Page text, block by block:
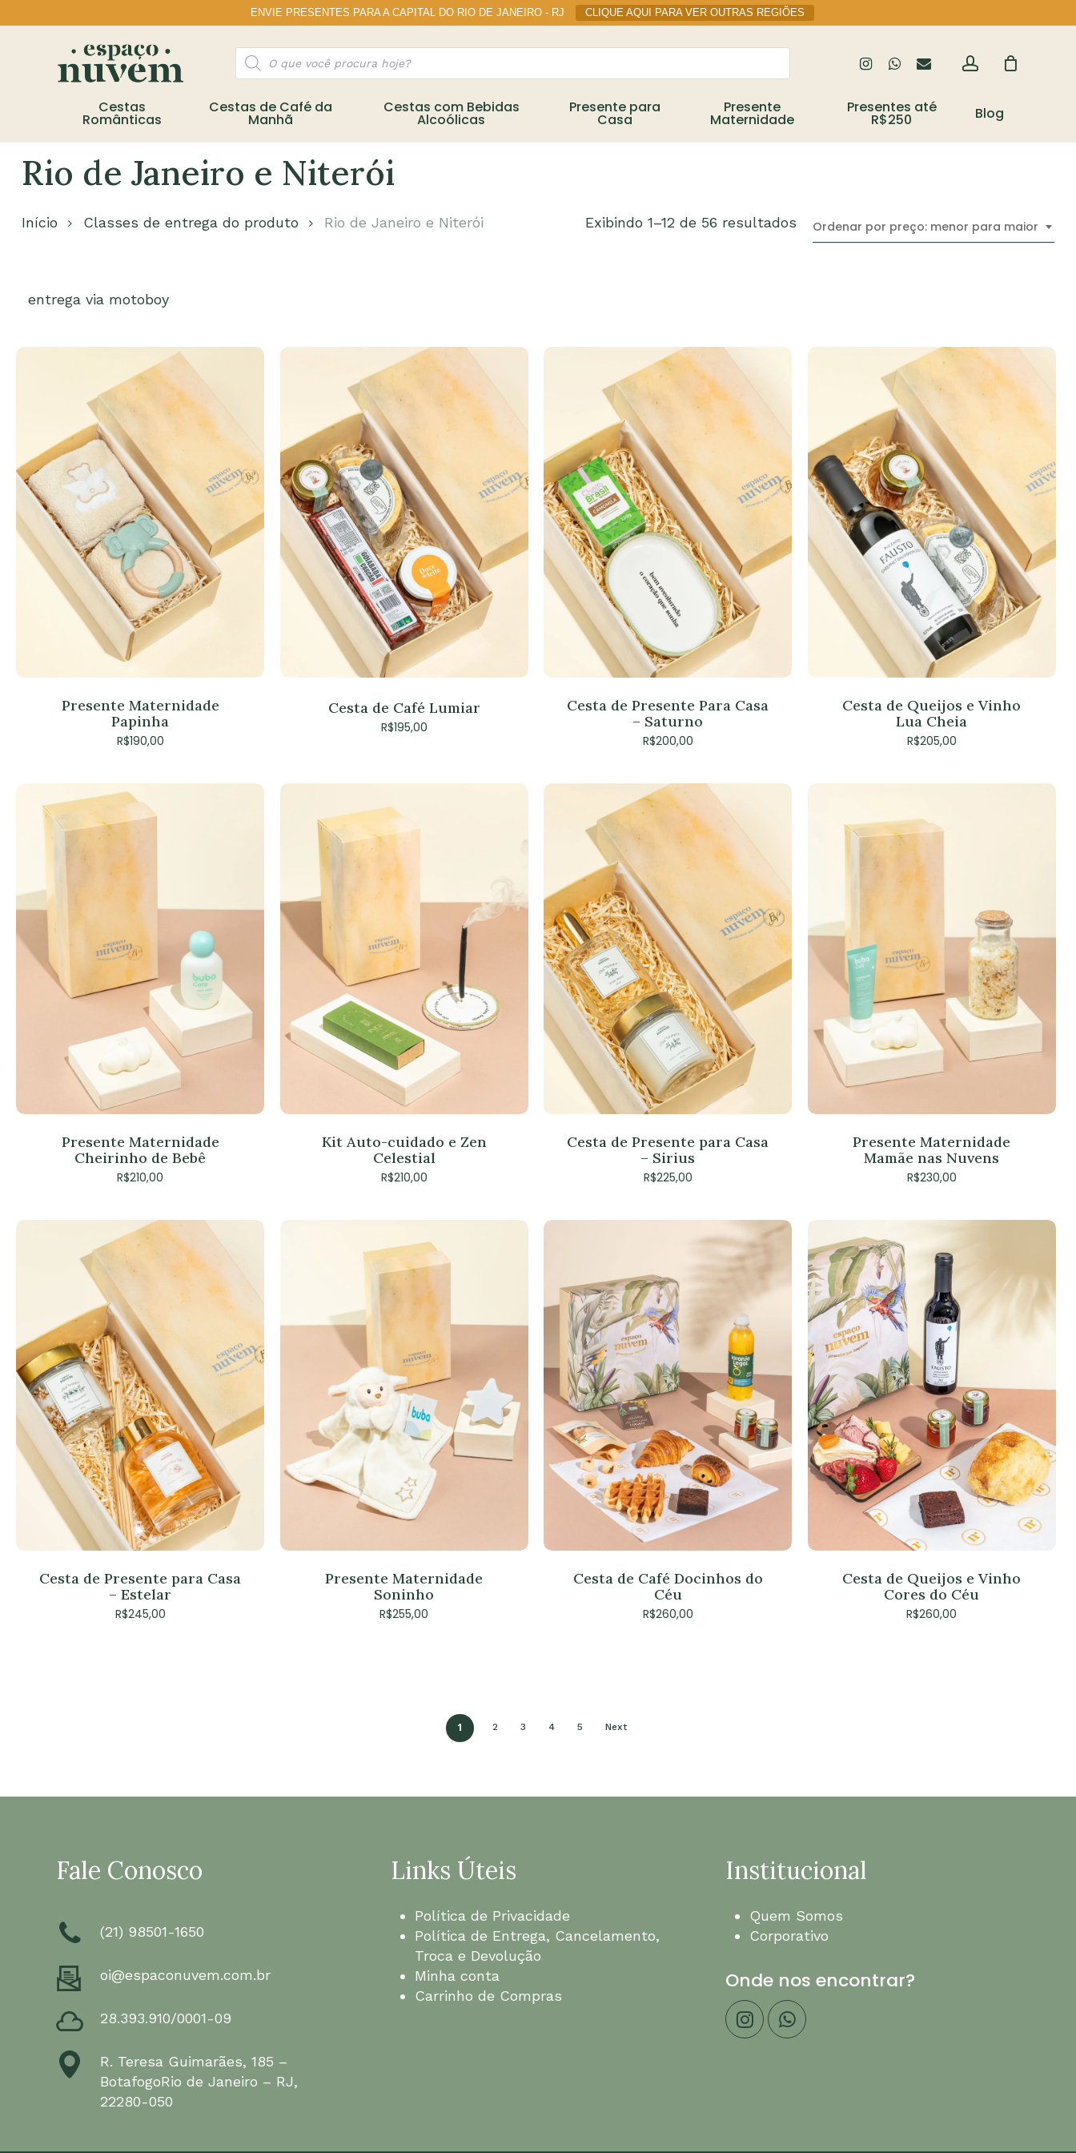
ENVIE PRESENTES PARA A CAPITAL DO RIO DE JANEIRO - RJ CLIQUE AQUI PARA VER OUTRAS REGIÕES
to
Pesquisar
produtos
instagram
whatsapp
email account
Cestas
Românticas
Cestas de Café da
Manhã
Cestas com Bebidas
Alcoólicas
Presente para
Casa
Presente
Maternidade
Presentes até
R$250 Blog
Nenhum produto no carrinho.
Rio de Janeiro e Niterói
Ordenar por preço: menor para maior
Exibindo 1–12 de 56 resultados Classificado
para
Início Classes de entrega do produto Rio de Janeiro e Niterói
entrega via motoboy
Presente Maternidade
Papinha
R$190,00
Cesta de Café Lumiar
R$195,00
Cesta de Presente Para Casa
– Saturno
R$200,00
Cesta de Queijos e Vinho
Lua Cheia
R$205,00
Presente Maternidade
Cheirinho de Bebê
R$210,00
Kit Auto-cuidado e Zen
Celestial
R$210,00
Cesta de Presente para Casa
– Sirius
R$225,00
Presente Maternidade
Mamãe nas Nuvens
R$230,00
Cesta de Presente para Casa
– Estelar
R$245,00
Presente Maternidade
Soninho
R$255,00
Cesta de Café Docinhos do
Céu
R$260,00
Cesta de Queijos e Vinho
Cores do Céu
R$260,00
1 2 3 4 5 Next
Fale Conosco
(21) 98501-1650
oi@espaconuvem.com.br
28.393.910/0001-09
R. Teresa Guimarães, 185 –
BotafogoRio de Janeiro – RJ,
22280-050
Links Úteis
Política de Privacidade
Política de Entrega, Cancelamento,
Troca e Devolução
Minha conta
Carrinho de Compras
Institucional
Quem Somos
Corporativo
Onde nos encontrar?